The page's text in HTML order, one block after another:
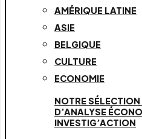
AMÉRIQUE LATINE
ASIE
BELGIQUE
CULTURE
ECONOMIE
NOTRE
D’ANALYSE
INVESTIG’ACTION